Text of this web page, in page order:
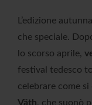
L’edizione
che speciale.
lo scorso aprile,
festival tedesco
celebrare come si
Väth, che suonò